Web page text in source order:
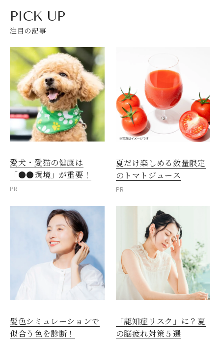
PICK UP
注目の記事
愛犬・愛猫の健康は
「●●環境」が重要！
PR
夏だけ楽しめる数量限定
のトマトジュース
PR
髪色シミュレーションで
似合う色を診断！
「認知症リスク」に？夏
の脳疲れ対策５選